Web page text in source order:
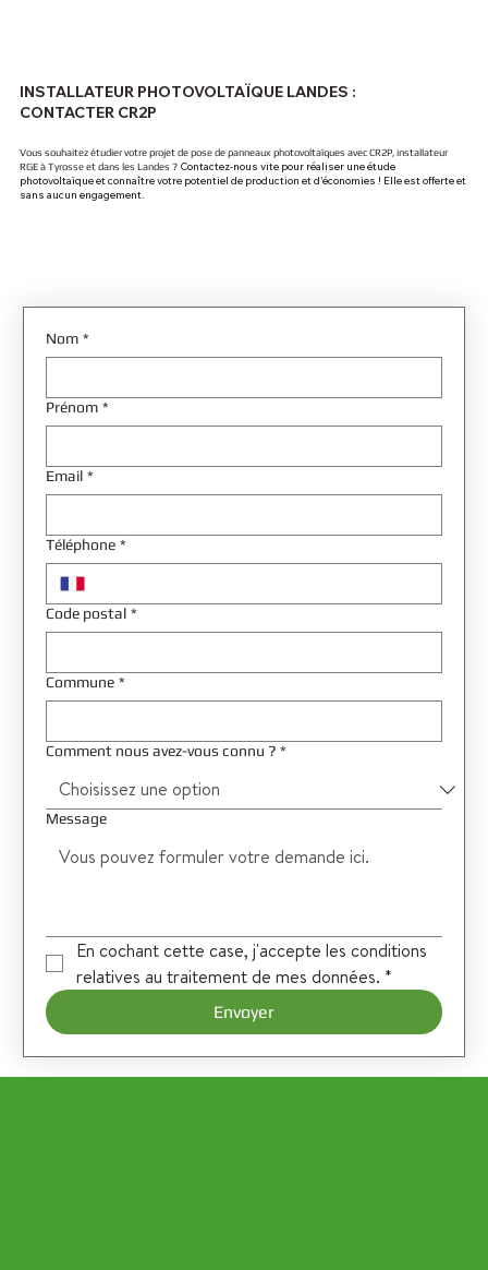
Vous souhaitez étudier votre projet de pose de panneaux photovoltaïques avec CR2P, installateur
RGE à Tyrosse et dans les Landes ? Contactez-nous vite pour réaliser une étude
photovoltaïque et connaître votre potentiel de production et d'économies ! Elle est offerte et
sans aucun engagement.
INSTALLATEUR PHOTOVOLTAÏQUE LANDES :
CONTACTER CR2P
Nom *
Prénom *
Email *
Téléphone *
Code postal *
Commune *
Comment nous avez-vous connu ? *
Message
En cochant cette case, j'accepte les conditions
relatives au traitement de mes données. *
Envoyer